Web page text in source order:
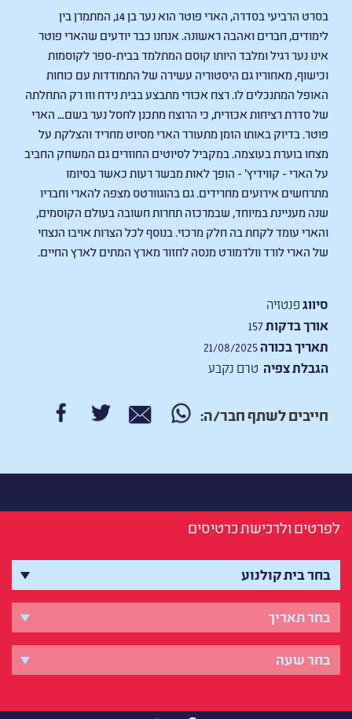
בסרט הרביעי בסדרה, הארי פוטר הוא נער בן 14, המתמרן בין
לימודים, חברים ואהבה ראשונה. אנחנו כבר יודעים שהארי פוטר
אינו נער רגיל ומלבד היותו קוסם המתלמד בבית-ספר לקוסמות
וכישוף, מאחוריו גם היסטוריה עשירה של התמודדות עם כוחות
האופל המתנכלים לו. רצח אכזרי מתבצע בבית נידח וזו רק התחלתה
של סדרת רציחות אכזרית, כי הרוצח מתכנן לחסל נער בשם… הארי
פוטר. בדיוק באותו הזמן מתעורר הארי מסיוט מחריד והצלקת על
מצחו בוערת בעוצמה. במקביל לסיוטים החוזרים גם המשחק החביב
על הארי - קווידיץ' - הופך לאות מבשר רעות כאשר בסיומו
מתרחשים אירועים מחרידים. גם בהוגוורטס מצפה להארי וחבריו
שנה מעניינת במיוחד, שבמרכזה תחרות חשובה בעולם הקוסמים,
והארי עומד לקחת בה חלק מרכזי. בנוסף לכל הצרות אויבו הנצחי
של הארי לורד וולדמורט מנסה לחזור מארץ המתים לארץ החיים.
סיווגפנטזיה
אורך בדקות
תאריך בכורה
הגבלת צפיה טרם נקבע
חייבים לשתף חבר/ה:
לפרטים ולרכישת כרטיסים